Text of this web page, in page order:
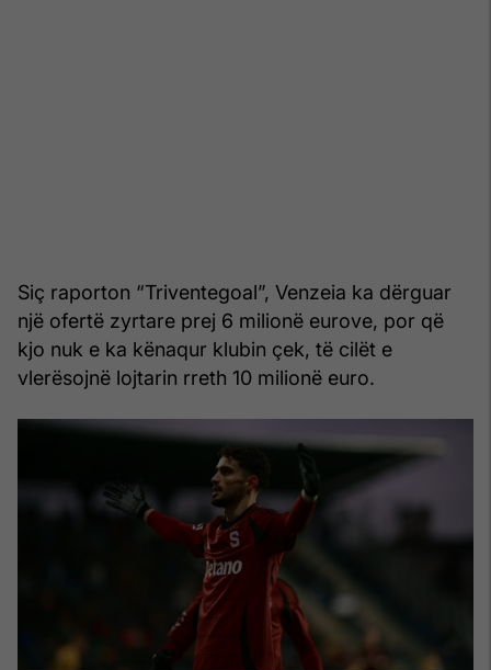
Siç raporton “Triventegoal”, Venzeia ka dërguar
një ofertë zyrtare prej 6 milionë eurove, por që
kjo nuk e ka kënaqur klubin çek, të cilët e
vlerësojnë lojtarin rreth 10 milionë euro.